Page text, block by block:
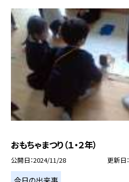
おもちゃまつり（１・２年）
公開日 2024/11/28 更新日